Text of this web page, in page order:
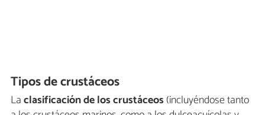
Tipos de crustáceos
Laclasificación de los crustáceos (incluyéndose tanto